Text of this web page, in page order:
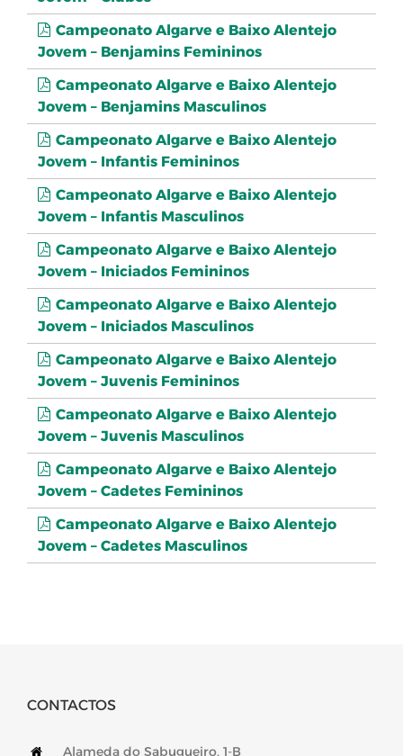
Campeonato Algarve e Baixo Alentejo
Jovem – Benjamins Femininos
Campeonato Algarve e Baixo Alentejo
Jovem – Benjamins Masculinos
Campeonato Algarve e Baixo Alentejo
Jovem – Infantis Femininos
Campeonato Algarve e Baixo Alentejo
Jovem – Infantis Masculinos
Campeonato Algarve e Baixo Alentejo
Jovem – Iniciados Femininos
Campeonato Algarve e Baixo Alentejo
Jovem – Iniciados Masculinos
Campeonato Algarve e Baixo Alentejo
Jovem – Juvenis Femininos
Campeonato Algarve e Baixo Alentejo
Jovem – Juvenis Masculinos
Campeonato Algarve e Baixo Alentejo
Jovem – Cadetes Femininos
Campeonato Algarve e Baixo Alentejo
Jovem – Cadetes Masculinos
CONTACTOS
Alameda do Sabugueiro, 1-B